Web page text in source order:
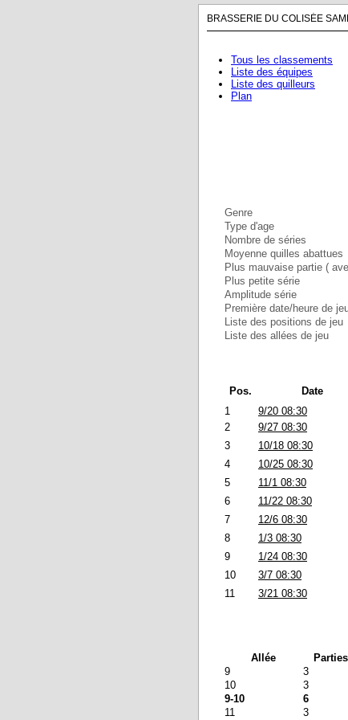
BRASSERIE DU COLISÉE
Tous les classements
Liste des équipes
Liste des quilleurs
Plan
Genre
Type d'age
Nombre de séries
Moyenne quilles abattues
Plus mauvaise partie (
Plus petite série
Amplitude série
Première date/heure de
Liste des positions de jeu
Liste des allées de jeu
Pos. Date
1
9/20 08:30
2
9/27 08:30
3
10/18 08:30
4
10/25 08:30
5
11/1 08:30
6
11/22 08:30
7
12/6 08:30
8
1/3 08:30
9
1/24 08:30
10
3/7 08:30
11
3/21 08:30
Allée
Parties
9
3
10
3
9-10
6
11
3